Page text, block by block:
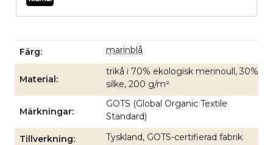
Färg marinblå
Material
trikå i 70% ekologisk merinoull, 30%
silke, 200 g/m²
Märkningar
GOTS (Global Organic Textile
Standard)
Tillverkning Tyskland, GOTS-certifierad fabrik